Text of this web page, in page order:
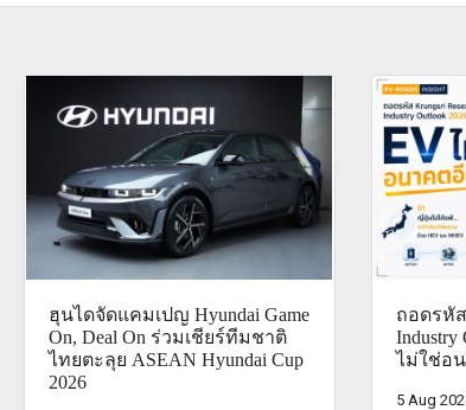
ฮุนไดจัดแคมเปญ Hyundai Game
On, Deal On ร่วมเชียร์ทีมชาติ
ไทยตะลุย ASEAN Hyundai Cup
2026
ถอดรหัส
Industry
ไม่ใช่อ
5 Aug